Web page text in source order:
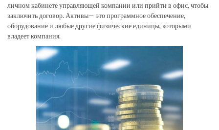
личном кабинете управляющей компании или прийти в офис, чтобы
заключить договор. Активы— это программное обеспечение,
оборудование и любые другие физические единицы, которыми
владеет компания.